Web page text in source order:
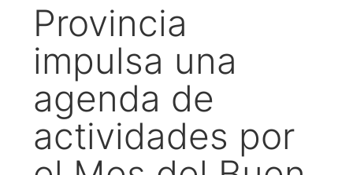
Provincia
impulsa una
agenda de
actividades por